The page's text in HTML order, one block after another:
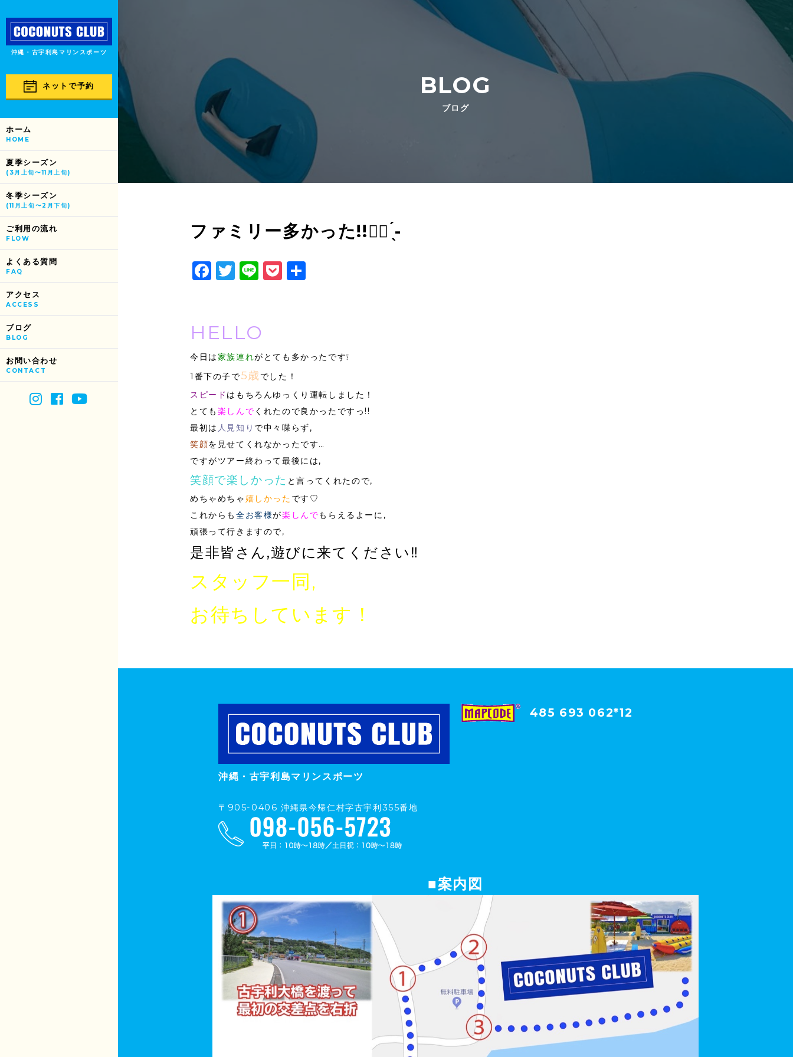
沖縄・古宇利島マリンスポーツ
ネットで予約
ホーム
HOME
夏季シーズン
(3月上旬〜11月上旬)
冬季シーズン
(11月上旬〜2月下旬)
ご利用の流れ
FLOW
よくある質問
FAQ
アクセス
ACCESS
ブログ
BLOG
お問い合わせ
CONTACT
BLOG
ブログ
ファミリー多かった!!︎👍🏻 ̖́-
Facebook
Twitter
LinePocket
HELLO
今日は家族連れがとても多かったです❕
1番下の子で5歳 でした！
スピード はもちろんゆっくり運転しました！
とても 楽しんで くれたので良かったですっ!!
最初は 人見知り で中々喋らず,
笑顔を見せてくれなかったです…
ですがツアー終わって最後には,
笑顔で楽しかった と言ってくれたので,
めちゃめちゃ嬉しかった です♡
これからも 全お客様が楽しんでもらえるよーに,
頑張って行きますので,
是非皆さん,遊びに来てください‼️
スタッフ一同,
お待ちしています！
沖縄・古宇利島マリンスポーツ
〒905-0406 沖縄県今帰仁村字古宇利355番地
485 693 062*12
■案内図